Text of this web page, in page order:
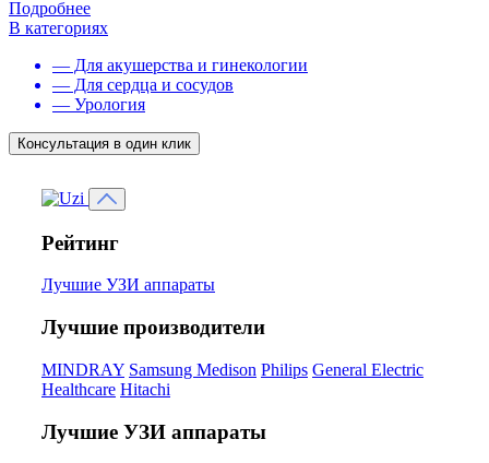
Подробнее
В категориях
— Для акушерства и гинекологии
— Для сердца и сосудов
— Урология
Консультация в один клик
Рейтинг
Лучшие УЗИ аппараты
Лучшие производители
MINDRAY Samsung Medison Philips General Electric
Healthcare Hitachi
Лучшие УЗИ аппараты